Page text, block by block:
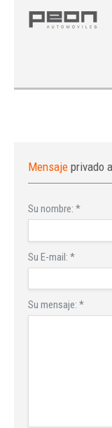
Mensaje privado
Su nombre: *
Su E-mail: *
Su mensaje: *